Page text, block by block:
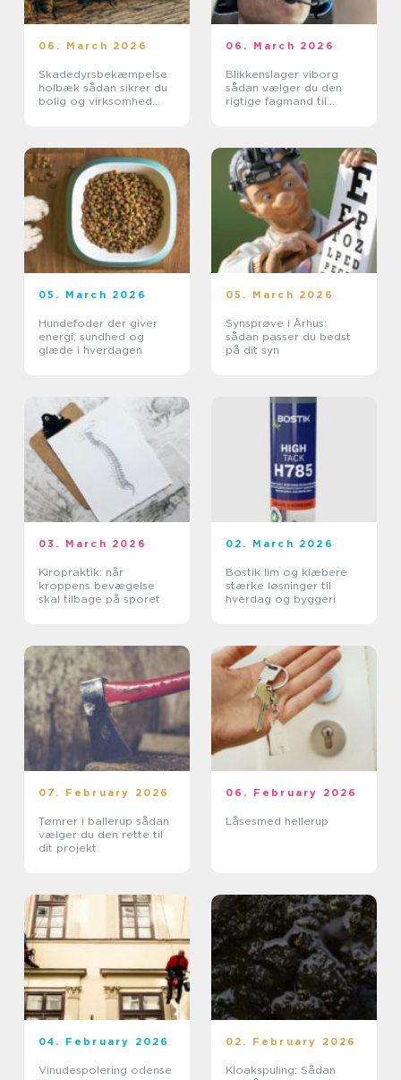
06. March 2026
Skadedyrsbekæmpelse
holbæk sådan sikrer du
bolig og virksomhed
06. March 2026
Blikkenslager viborg
sådan vælger du den
rigtige fagmand til
05. March 2026
Hundefoder der giver
energi, sundhed og
glæde i hverdagen
05. March 2026
Synsprøve i Århus:
sådan passer du bedst
på dit syn
03. March 2026
Kiropraktik: når
kroppens bevægelse
skal tilbage på sporet
02. March 2026
Bostik lim og klæbere
stærke løsninger til
hverdag og byggeri
07. February 2026
Tømrer i ballerup sådan
vælger du den rette til
dit projekt
06. February 2026
Låsesmed hellerup
04. February 2026
Vinudespolering odense
02. February 2026
Kloakspuling: Sådan